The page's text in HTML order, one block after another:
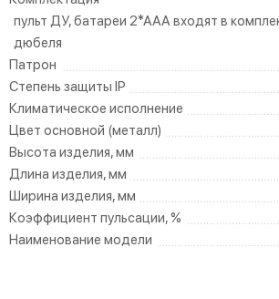
пульт ДУ, батареи 2*ААА входят в
дюбеля
Патрон
Степень защиты IP
Климатическое исполнение
Цвет основной (металл)
Высота изделия, мм
Длина изделия, мм
Ширина изделия, мм
Коэффициент пульсации, %
Наименование модели